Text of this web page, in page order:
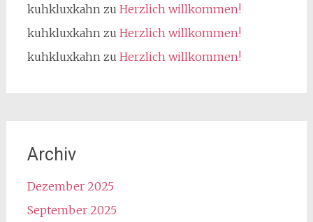
kuhkluxkahn zu Herzlich willkommen!
kuhkluxkahn zu Herzlich willkommen!
kuhkluxkahn zu Herzlich willkommen!
Archiv
Dezember 2025
September 2025